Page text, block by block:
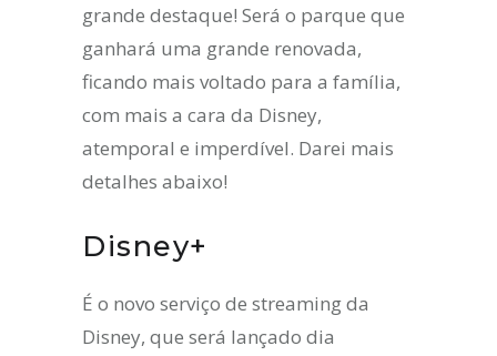
grande destaque! Será o parque que
ganhará uma grande renovada,
ficando mais voltado para a família,
com mais a cara da Disney,
atemporal e imperdível. Darei mais
detalhes abaixo!
Disney+
É o novo serviço de streaming da
Disney, que será lançado dia